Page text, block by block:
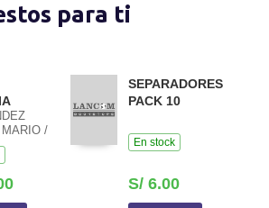
para ti
/
I
SEPARADORES
PACK 10
En stock
S/ 6.00